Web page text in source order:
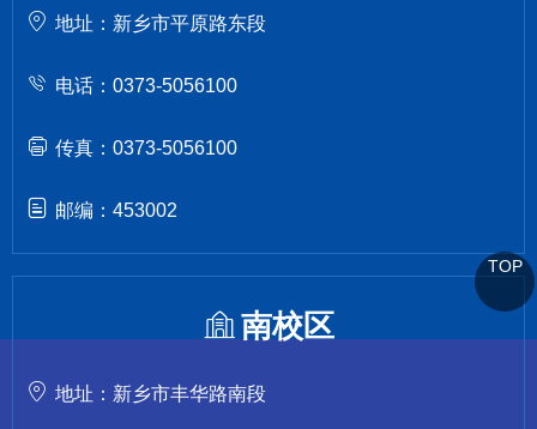
地址：新乡市平原路东段
电话：0373-5056100
传真：0373-5056100
邮编：453002
南校区
地址：新乡市丰华路南段
TOP